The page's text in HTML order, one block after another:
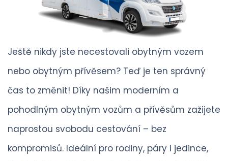
Ještě nikdy jste necestovali obytným vozem
nebo obytným přívěsem? Teď je ten správný
čas to změnit! Díky našim moderním a
pohodlným obytným vozům a přívěsům zažijete
naprostou svobodu cestování – bez
kompromisů. Ideální pro rodiny, páry i jedince,